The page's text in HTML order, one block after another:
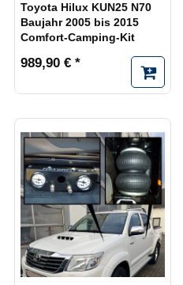
Toyota Hilux KUN25 N70
Baujahr 2005 bis 2015
Comfort-Camping-Kit
989,90 € *